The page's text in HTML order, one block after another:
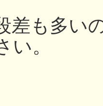
差も多い
い。